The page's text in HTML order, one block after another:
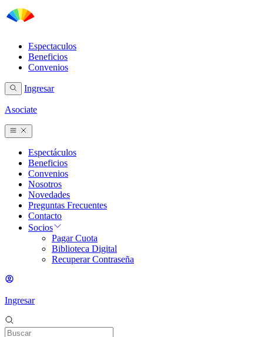
Espectaculos
Beneficios
Convenios
Ingresar
Asociate
Espectáculos
Beneficios
Convenios
Nosotros
Novedades
Preguntas Frecuentes
Contacto
Socios
Pagar Cuota
Biblioteca Digital
Recuperar Contraseña
Ingresar